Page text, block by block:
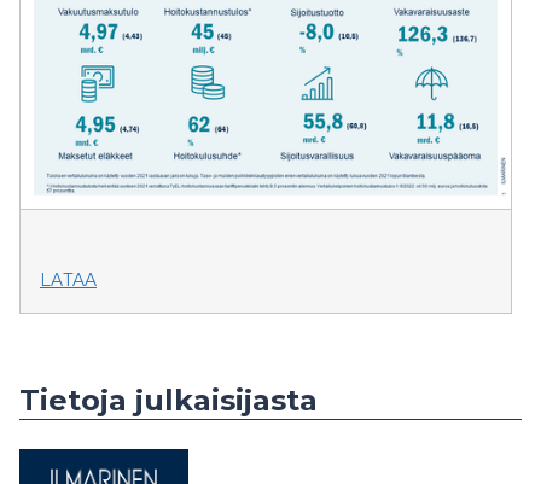
LATAA
Tietoja julkaisijasta